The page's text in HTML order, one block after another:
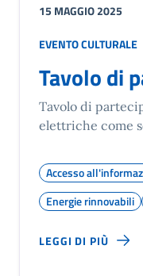
15 MAGGIO 2025
EVENTO CULTURALE
Tavolo di
Tavolo di
elettriche come
Accesso
Energie rinnovabili
LEGGI DI PIÙ